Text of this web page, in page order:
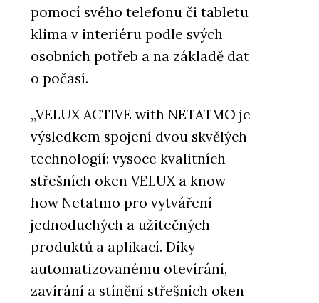
pomocí svého telefonu či tabletu
klima v interiéru podle svých
osobních potřeb a na základě dat
o počasí.
„VELUX ACTIVE with NETATMO je
výsledkem spojení dvou skvělých
technologií: vysoce kvalitních
střešních oken VELUX a know-
how Netatmo pro vytváření
jednoduchých a užitečných
produktů a aplikací. Díky
automatizovanému otevírání,
zavírání a stínění střešních oken